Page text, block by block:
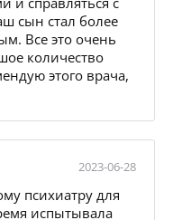
сын стал более
Все это очень
количество
этого врача,
2023-06-28
психиатру для
испытывала